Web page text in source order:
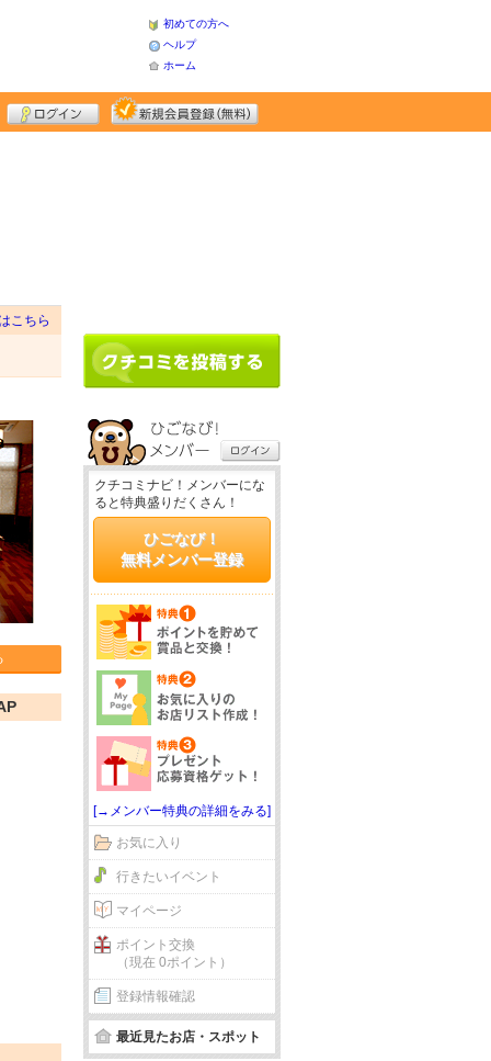
初めての方へ
ヘルプ
ホーム
こちら
クチコミナビ！メンバーにな
ると特典盛りだくさん！
ひごなび！
無料メンバー登録
[→メンバー特典の詳細をみる]
お気に入り
行きたいイベント
マイページ
ポイント交換
（現在 0ポイント）
登録情報確認
最近見たお店・スポット